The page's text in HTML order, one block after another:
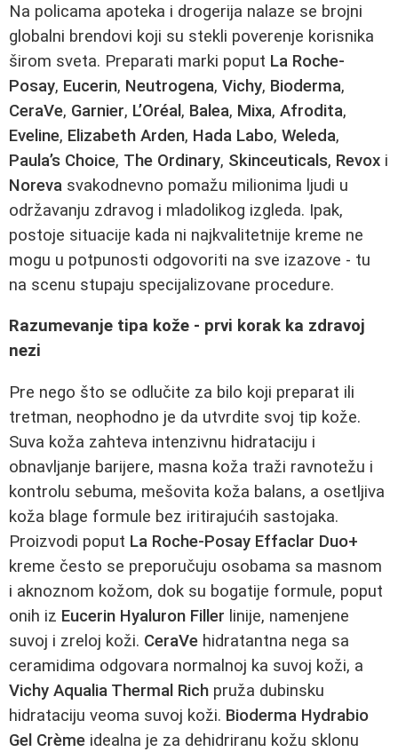
Na policama apoteka i drogerija nalaze se brojni
globalni brendovi koji su stekli poverenje korisnika
širom sveta. Preparati marki poput La Roche-
Posay, Eucerin, Neutrogena, Vichy, Bioderma,
CeraVe, Garnier, L’Oréal, Balea, Mixa, Afrodita,
Eveline, Elizabeth Arden, Hada Labo, Weleda,
Paula’s Choice, The Ordinary, Skinceuticals, Revox i
Noreva svakodnevno pomažu milionima ljudi u
održavanju zdravog i mladolikog izgleda. Ipak,
postoje situacije kada ni najkvalitetnije kreme ne
mogu u potpunosti odgovoriti na sve izazove - tu
na scenu stupaju specijalizovane procedure.
Razumevanje tipa kože - prvi korak ka zdravoj
nezi
Pre nego što se odlučite za bilo koji preparat ili
tretman, neophodno je da utvrdite svoj tip kože.
Suva koža zahteva intenzivnu hidrataciju i
obnavljanje barijere, masna koža traži ravnotežu i
kontrolu sebuma, mešovita koža balans, a osetljiva
koža blage formule bez iritirajućih sastojaka.
Proizvodi poput La Roche-Posay Effaclar Duo+
kreme često se preporučuju osobama sa masnom
i aknoznom kožom, dok su bogatije formule, poput
onih iz Eucerin Hyaluron Filler linije, namenjene
suvoj i zreloj koži. CeraVe hidratantna nega sa
ceramidima odgovara normalnoj ka suvoj koži, a
Vichy Aqualia Thermal Rich pruža dubinsku
hidrataciju veoma suvoj koži. Bioderma Hydrabio
Gel Crème idealna je za dehidriranu kožu sklonu